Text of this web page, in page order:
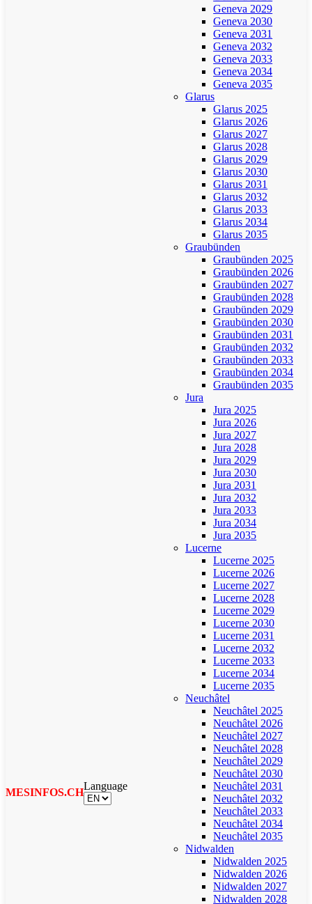
MESINFOS.CH
Language
Geneva 2029
Geneva 2030
Geneva 2031
Geneva 2032
Geneva 2033
Geneva 2034
Geneva 2035
Glarus
Glarus 2025
Glarus 2026
Glarus 2027
Glarus 2028
Glarus 2029
Glarus 2030
Glarus 2031
Glarus 2032
Glarus 2033
Glarus 2034
Glarus 2035
Graubünden
Graubünden 2025
Graubünden 2026
Graubünden 2027
Graubünden 2028
Graubünden 2029
Graubünden 2030
Graubünden 2031
Graubünden 2032
Graubünden 2033
Graubünden 2034
Graubünden 2035
Jura
Jura 2025
Jura 2026
Jura 2027
Jura 2028
Jura 2029
Jura 2030
Jura 2031
Jura 2032
Jura 2033
Jura 2034
Jura 2035
Lucerne
Lucerne 2025
Lucerne 2026
Lucerne 2027
Lucerne 2028
Lucerne 2029
Lucerne 2030
Lucerne 2031
Lucerne 2032
Lucerne 2033
Lucerne 2034
Lucerne 2035
Neuchâtel
Neuchâtel 2025
Neuchâtel 2026
Neuchâtel 2027
Neuchâtel 2028
Neuchâtel 2029
Neuchâtel 2030
Neuchâtel 2031
Neuchâtel 2032
Neuchâtel 2033
Neuchâtel 2034
Neuchâtel 2035
Nidwalden
Nidwalden 2025
Nidwalden 2026
Nidwalden 2027
Nidwalden 2028